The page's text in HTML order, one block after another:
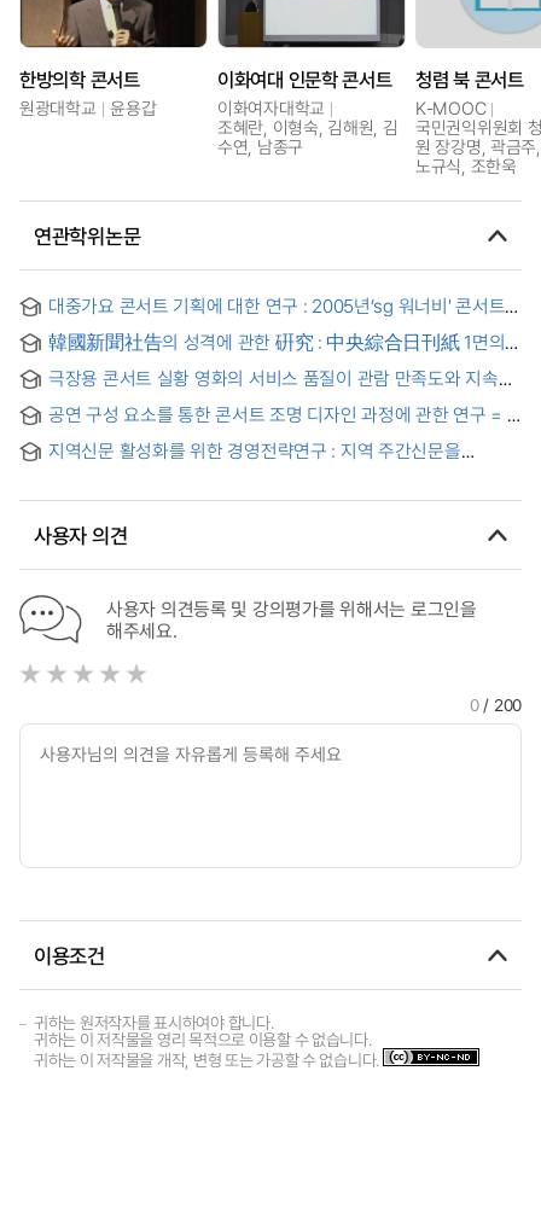
한방의학 콘서트
원광대학교 윤용갑
이화여대 인문학 콘서트
이화여자대학교
조혜란, 이형숙, 김해원, 김
수연, 남종구
청렴 북 콘서트
K-MOOC
국민권익위원회
원 장강명, 곽금
노규식, 조한욱
연관학위논문
대중가요 콘서트 기획에 대한 연구 : 2005년‘sg 워너비' 콘서트
중심으로 사례분석 = (A) Study on Pop Music Concert
Planning : A Case Analysis Focusing on the 2005 sg
Wanna be+ Concert
韓國新聞社告의 성격에 관한 硏究 : 中央綜合日刊紙 1면의
社告를 중심으로 = Analysis of Publisher's Advertisements
of Korean Major Dailies and their Character and Evolution
극장용 콘서트 실황 영화의 서비스 품질이 관람 만족도와 지속
관람 의도에 미치는 영향
공연 구성 요소를 통한 콘서트 조명 디자인 과정에 관한 연구 = A
Study on Concert Lighting Design Process through
Concert Composition Factors
지역신문 활성화를 위한 경영전략연구 : 지역 주간신문을
of Local Newspaper : Focusing on the Local Weekly
사용자 의견
사용자 의견등록 및 강의평가를 위해서는 로그인을
해주세요.
0/ 200
이용조건
귀하는 원저작자를 표시하여야 합니다.
귀하는 이 저작물을 영리 목적으로 이용할 수 없습니다.
귀하는 이 저작물을 개작, 변형 또는 가공할 수 없습니다.